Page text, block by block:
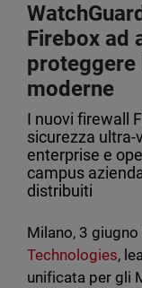
Firebox ad
proteggere
moderne
I nuovi firewall
sicurezza ultra-
enterprise e
campus
distribuiti
Milano, 3
Technologies,
unificata per gli